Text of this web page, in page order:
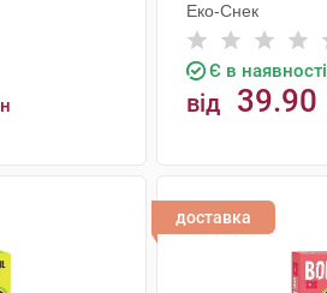
Еко-Снек
Є в наявності
від 39.90
доставка